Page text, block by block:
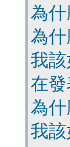
為
為
我
在
為
我